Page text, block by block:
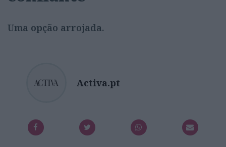
Uma opção arrojada.
Activa.pt